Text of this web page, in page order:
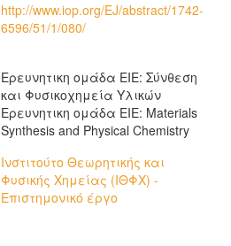
http://www.iop.org/EJ/abstract/1742-
6596/51/1/080/
Ερευνητικη ομάδα ΕΙΕ: Σύνθεση
και Φυσικοχημεία Υλικών
Ερευνητικη ομάδα ΕΙΕ: Materials
Synthesis and Physical Chemistry
Ινστιτούτο Θεωρητικής και
Φυσικής Χημείας (ΙΘΦΧ) -
Επιστημονικό έργο